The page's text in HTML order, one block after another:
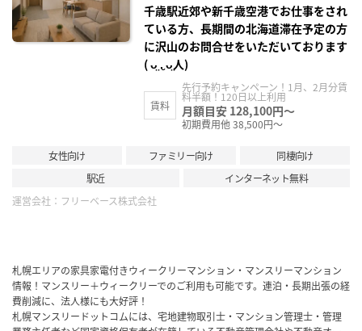
千歳駅近郊や新千歳空港でお仕事をされ
ている方、長期間の北海道滞在予定の方
に沢山のお問合せをいただいております
( ᴗ̤ .̮ ᴗ̤人)
賃料
先行予約キャンペーン！1月、2月分賃
料半額！120日以上利用
月額目安 128,100円～
初期費用他 38,500円～
女性向け ファミリー向け
同棲向け
駅近
インターネット無料
運営会社： フリーベース株式会社
札幌エリアの家具家電付きウィークリーマンション・マンスリーマンション
情報！マンスリー＋ウィークリーでのご利用も可能です。連泊・長期出張の経
費削減に、法人様にも大好評！
札幌マンスリードットコムには、宅地建物取引士・マンション管理士・管理